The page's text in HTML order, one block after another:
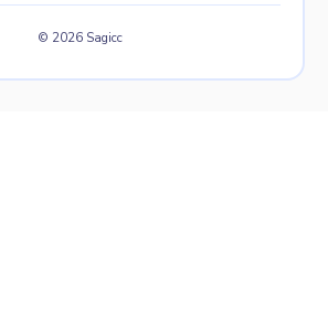
© 2026 Sagicc